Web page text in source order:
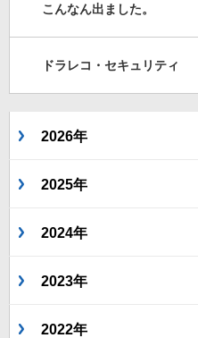
こんなん出ました。
ドラレコ・セキュリティ
2026年
2025年
2024年
2023年
2022年